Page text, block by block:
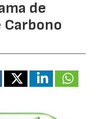
de